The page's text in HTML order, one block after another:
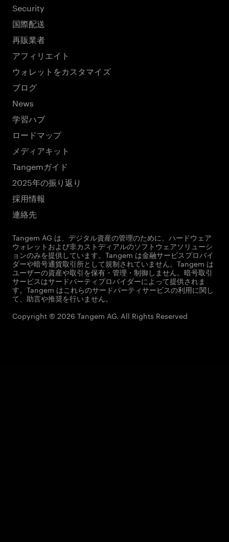
Security
国際配送
再販業者
アフィリエイト
ウォレットをカスタマイズ
ブログ
News
学習ハブ
ロードマップ
メディアキット
Tangemガイド
2025年の振り返り
採用情報
連絡先
Tangem AG は、デジタル資産の管理のために、ハードウェア
ウォレットおよび非カストディアルのソフトウェアソリューシ
ョンのみを提供しています。Tangem は金融サービスプロバイ
ダーや暗号通貨取引所として規制されていません。Tangem は
ユーザーの資産や取引を保有・管理・制御しません。暗号取引
サービスはサードパーティプロバイダーによって提供されま
す。Tangem はこれらのサードパーティサービスの利用に関し
て、助言や推奨を行いません。